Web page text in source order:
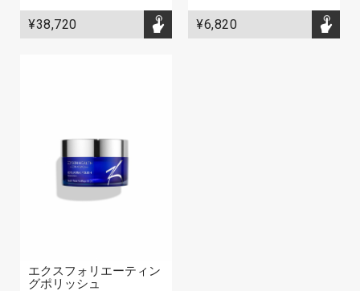
¥38,720 ¥6,820
エクスフォリエーティン
グポリッシュ